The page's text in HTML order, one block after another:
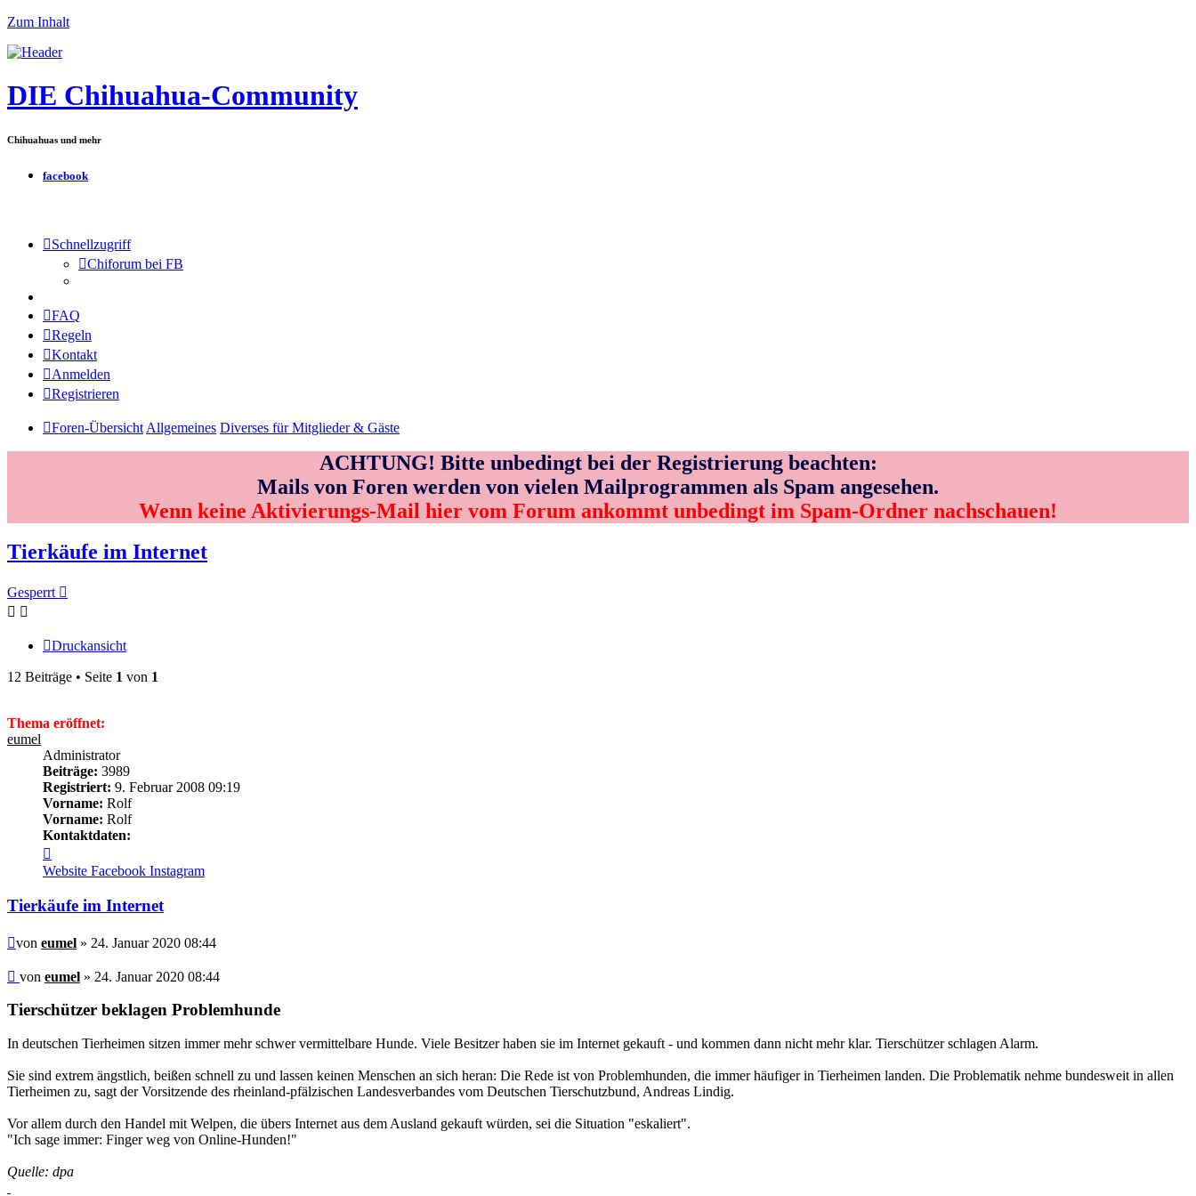
Zum Inhalt
DIE Chihuahua-Community
Chihuahuas und mehr
facebook
Schnellzugriff
Chiforum bei FB
FAQ
Regeln
Kontakt
Anmelden
Registrieren
Foren-Übersicht Allgemeines Diverses für Mitglieder & Gäste
ACHTUNG! Bitte unbedingt bei der Registrierung beachten:
Mails von Foren werden von vielen Mailprogrammen als Spam angesehen.
Wenn keine Aktivierungs-Mail hier vom Forum ankommt unbedingt im Spam-Ordner nachschauen!
Tierkäufe im Internet
Gesperrt
Druckansicht
12 Beiträge • Seite 1 von 1
Thema eröffnet:
eumel
Administrator
Beiträge: 3989
Registriert: 9. Februar 2008 09:19
Vorname: Rolf
Vorname: Rolf
Kontaktdaten:
von
eumel
Website Facebook Instagram
Tierkäufe im Internet
Beitrag
von eumel » 24. Januar 2020 08:44
Beitrag
von eumel » 24. Januar 2020 08:44
Tierschützer beklagen Problemhunde
In deutschen Tierheimen sitzen immer mehr schwer vermittelbare Hunde. Viele Besitzer haben sie im Internet gekauft - und kommen dann nicht mehr klar. Tierschützer schlagen Alarm.
Sie sind extrem ängstlich, beißen schnell zu und lassen keinen Menschen an sich heran: Die Rede ist von Problemhunden, die immer häufiger in Tierheimen landen. Die Problematik nehme bundesweit in allen
Tierheimen zu, sagt der Vorsitzende des rheinland-pfälzischen Landesverbandes vom Deutschen Tierschutzbund, Andreas Lindig.
Vor allem durch den Handel mit Welpen, die übers Internet aus dem Ausland gekauft würden, sei die Situation "eskaliert".
"Ich sage immer: Finger weg von Online-Hunden!"
Quelle: dpa